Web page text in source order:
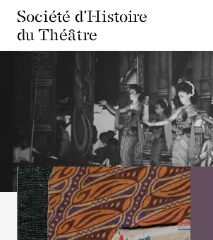
Société d'Histoire
du Théâtre